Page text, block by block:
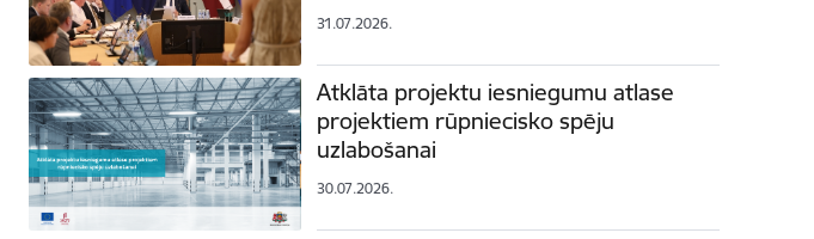
31.07.2026.
Atklāta projektu iesniegumu atlase
projektiem rūpniecisko spēju
uzlabošanai
30.07.2026.